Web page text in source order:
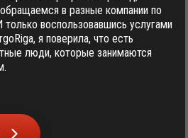
в разные компании по
только воспользовавшись услугами
я поверила, что есть
люди, которые занимаются